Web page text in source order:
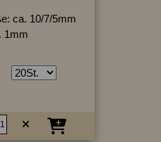
ca. 10/7/5mm
1mm